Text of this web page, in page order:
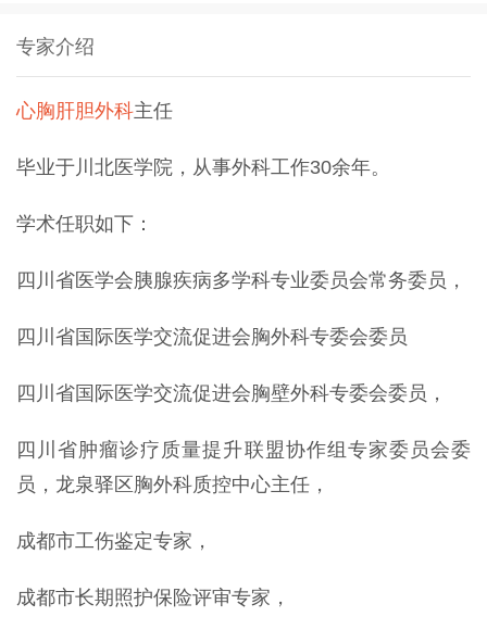
专家介绍
心胸肝胆外科主任
毕业于川北医学院，从事外科工作30余年。
学术任职如下：
四川省医学会胰腺疾病多学科专业委员会常务委员，
四川省国际医学交流促进会胸外科专委会委员
四川省国际医学交流促进会胸壁外科专委会委员，
四川省肿瘤诊疗质量提升联盟协作组专家委员会委
员，龙泉驿区胸外科质控中心主任，
成都市工伤鉴定专家，
成都市长期照护保险评审专家，